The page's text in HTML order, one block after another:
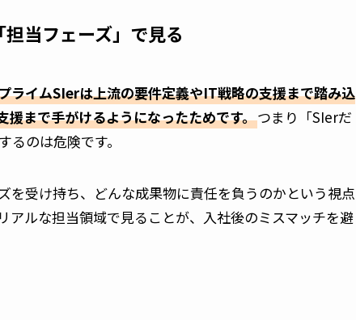
当フェーズ」で見る
ライムSIerは上流の要件定義やIT戦略の支援まで踏み込
援まで手がけるようになったためです。つまり「SIerだ
のは危険です。
受け持ち、どんな成果物に責任を負うのかという視点
ルな担当領域で見ることが、入社後のミスマッチを避